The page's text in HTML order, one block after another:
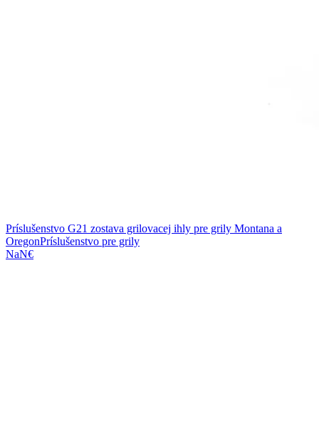
Príslušenstvo G21 zostava grilovacej ihly pre grily Montana a
OregonPríslušenstvo pre grily
NaN€